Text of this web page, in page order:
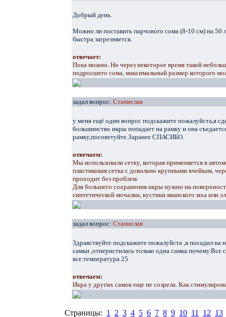
Добрый день.
Можно ли поставить парчового сома (8-10 см) на 50
быстра загрезняется.
отвечает:
Пока можно. Но через некоторое время такой
подросшего сома, максимальный размер которого
задал вопрос: Станислав
у меня ещё один вопрос подскажите пожалуйста,я
большинство икры попадает на рамку и она
рамку,посоветуйте.Заранее СПАСИБО.
отвечаем:
Мы использовали сетку, которая применяется в
пластиковая сетка с довольно крупными ячейкам,
проходит без проблем.
Для большего сохранения икры нужно на
синтетической мочалки, кустики яванского мха или
задал вопрос: Станислав
Здравствуйте подскажите пожалуйста ,я посадил на
самки ,отнеристилась только одна самка
все.температура 25
отвечаем:
Икра у других самок еще не созрела. Как
Страницы: 1 2 3 4 5 6 7 8 9 10 11 12 13